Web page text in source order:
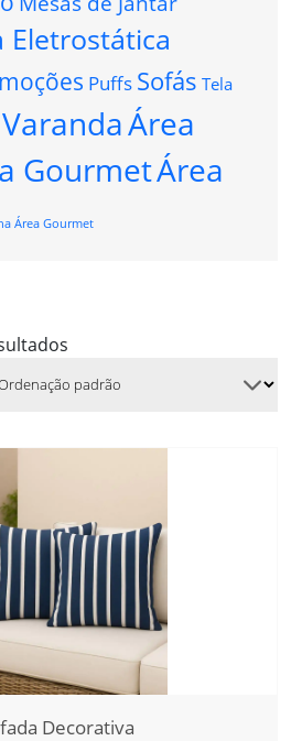
Eletrostática
Puffs Sofás Tela
VarandaÁrea
GourmetÁrea
Área Gourmet
Decorativa